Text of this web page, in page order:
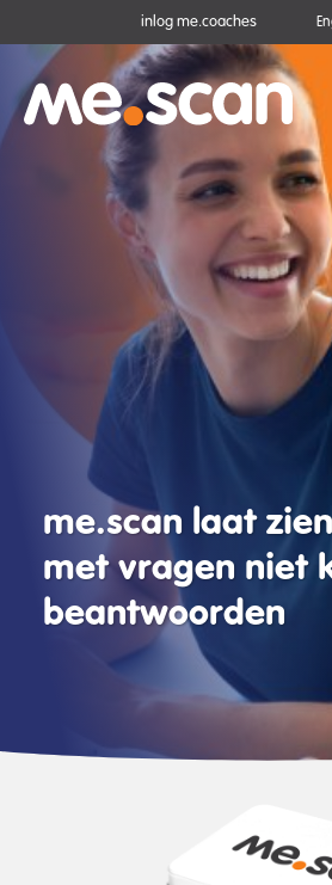
naar
inhoud
inlog me.coaches
me.scan laat
met vragen niet
beantwoorden